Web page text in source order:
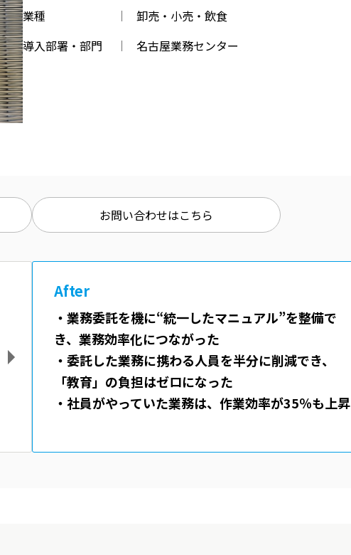
業種
卸売・小売・飲食
導入部署・部門
名古屋業務センター
お問い合わせはこちら
After
・業務委託を機に“統一したマニュアル”を整備で
き、業務効率化につながった
・委託した業務に携わる人員を半分に削減でき、
「教育」の負担はゼロになった
・社員がやっていた業務は、作業効率が35％も上昇